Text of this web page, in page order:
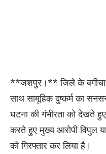
**जशपुर।** जिले के बगीचा
साथ सामूहिक दुष्कर्म का
घटना की गंभीरता को देखते
करते हुए मुख्य आरोपी विपुल
को गिरफ्तार कर लिया है।